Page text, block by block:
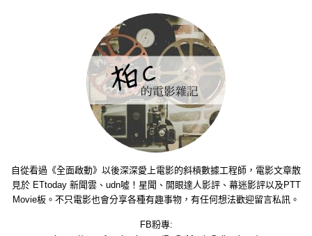
自從看過《全面啟動》以後深深愛上電影的斜槓數據工程師，電影文章散
見於 ETtoday 新聞雲、udn噓！星聞、開眼達人影評、幕迷影評以及PTT
Movie板。不只電影也會分享各種有趣事物，有任何想法歡迎留言私訊。
FB粉專: